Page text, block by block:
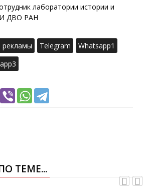
лаборатории истории и
ДВО РАН
рекламы Telegram
Whatsapp1
ТЕМЕ...